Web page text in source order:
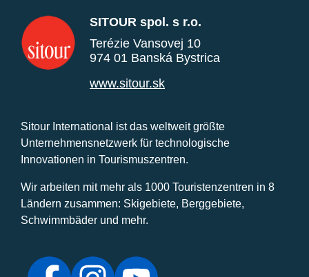
SITOUR spol. s r.o.
Terézie Vansovej 10
974 01 Banská Bystrica
www.sitour.sk
Sitour International ist das weltweit größte
Unternehmensnetzwerk für technologische
Innovationen in Tourismuszentren.
Wir arbeiten mit mehr als 1000 Touristenzentren in 8
Ländern zusammen: Skigebiete, Berggebiete,
Schwimmbäder und mehr.